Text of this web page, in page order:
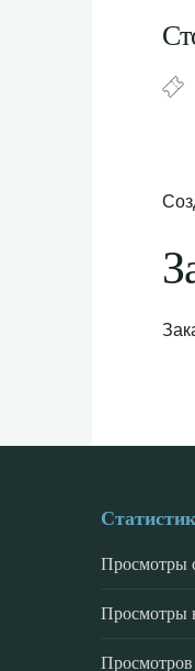
Просмотры
Просмотры
Просмотров